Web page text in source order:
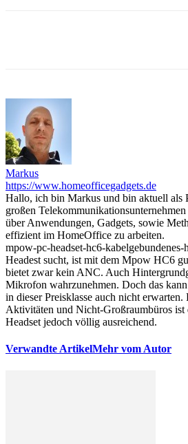
Markus
https://www.homeofficegadgets.de
Hallo, ich bin Markus und bin aktuell als
großen
über Anwendungen, Gadgets, sowie
effizient im HomeOffice zu arbeiten.
mpow-pc-headset-hc6-kabelgebundenes-
Headest sucht, ist mit dem Mpow HC6
bietet zwar kein ANC. Auch
Mikrofon wahrzunehmen. Doch das
in dieser Preisklasse auch nicht
Aktivitäten und Nicht-Großraumbüros ist
Headset jedoch völlig ausreichend.
Verwandte ArtikelMehr vom Autor